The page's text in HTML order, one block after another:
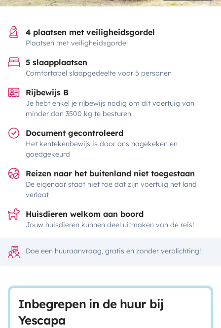
4 plaatsen met veiligheidsgordel
Plaatsen met veiligheidsgordel
5 slaapplaatsen
Comfortabel slaapgedeelte voor 5 personen
Rijbewijs B
Je hebt enkel je rijbewijs nodig om dit voertuig van
minder dan 3500 kg te besturen
Document gecontroleerd
Het kentekenbewijs is door ons nagekeken en
goedgekeurd
Reizen naar het buitenland niet toegestaan
De eigenaar staat niet toe dat zijn voertuig het land
verlaat
Huisdieren welkom aan boord
Jouw huisdieren kunnen deel uitmaken van de reis!
Doe een huuraanvraag, gratis en zonder verplichting!
Inbegrepen in de huur bij
Yescapa